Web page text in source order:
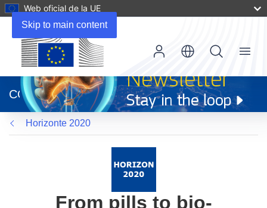
Skip to main content
Web oficial de la UE
abrirá
en
una
nueva
ventana)
CORDIS
Menu
Horizonte 2020
From pills to bio-